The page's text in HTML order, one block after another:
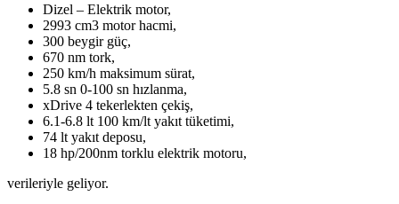
Dizel – Elektrik motor,
2993 cm3 motor hacmi,
300 beygir güç,
670 nm tork,
250 km/h maksimum sürat,
5.8 sn 0-100 sn hızlanma,
xDrive 4 tekerlekten çekiş,
6.1-6.8 lt 100 km/lt yakıt tüketimi,
74 lt yakıt deposu,
18 hp/200nm torklu elektrik motoru,
verileriyle geliyor.